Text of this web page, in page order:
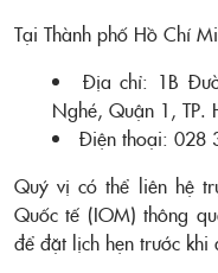
Tại Thành phố Hồ Chí
Địa chỉ: 1B
Nghé, Quận 1, TP.
Điện thoại: 028
Quý vị có thể liên hệ
Quốc tế (IOM) thông
để đặt lịch hẹn trước khi